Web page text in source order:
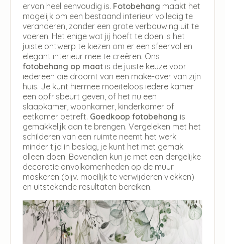
ervan heel eenvoudig is. Fotobehang maakt het
mogelijk om een bestaand interieur volledig te
veranderen, zonder een grote verbouwing uit te
voeren. Het enige wat jij hoeft te doen is het
juiste ontwerp te kiezen om er een sfeervol en
elegant interieur mee te creëren. Ons
fotobehang op maat is de juiste keuze voor
iedereen die droomt van een make-over van zijn
huis. Je kunt hiermee moeiteloos iedere kamer
een opfrisbeurt geven, of het nu een
slaapkamer, woonkamer, kinderkamer of
eetkamer betreft. Goedkoop fotobehang is
gemakkelijk aan te brengen. Vergeleken met het
schilderen van een ruimte neemt het werk
minder tijd in beslag, je kunt het met gemak
alleen doen. Bovendien kun je met een dergelijke
decoratie onvolkomenheden op de muur
maskeren (bijv. moeilijk te verwijderen vlekken)
en uitstekende resultaten bereiken.